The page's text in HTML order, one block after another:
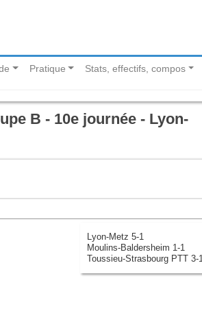
Pratique Stats, effectifs, compos
B - 10e journée - Lyon-
Lyon-Metz 5-1
Moulins-Baldersheim 1-1
Toussieu-Strasbourg PTT 3-1